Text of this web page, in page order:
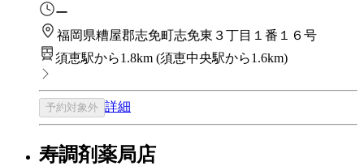
ー
福岡県糟屋郡志免町志免東３丁目１番１６号
須恵駅から1.8km (須恵中央駅から1.6km)
予約対象外 詳細
寿調剤薬局店